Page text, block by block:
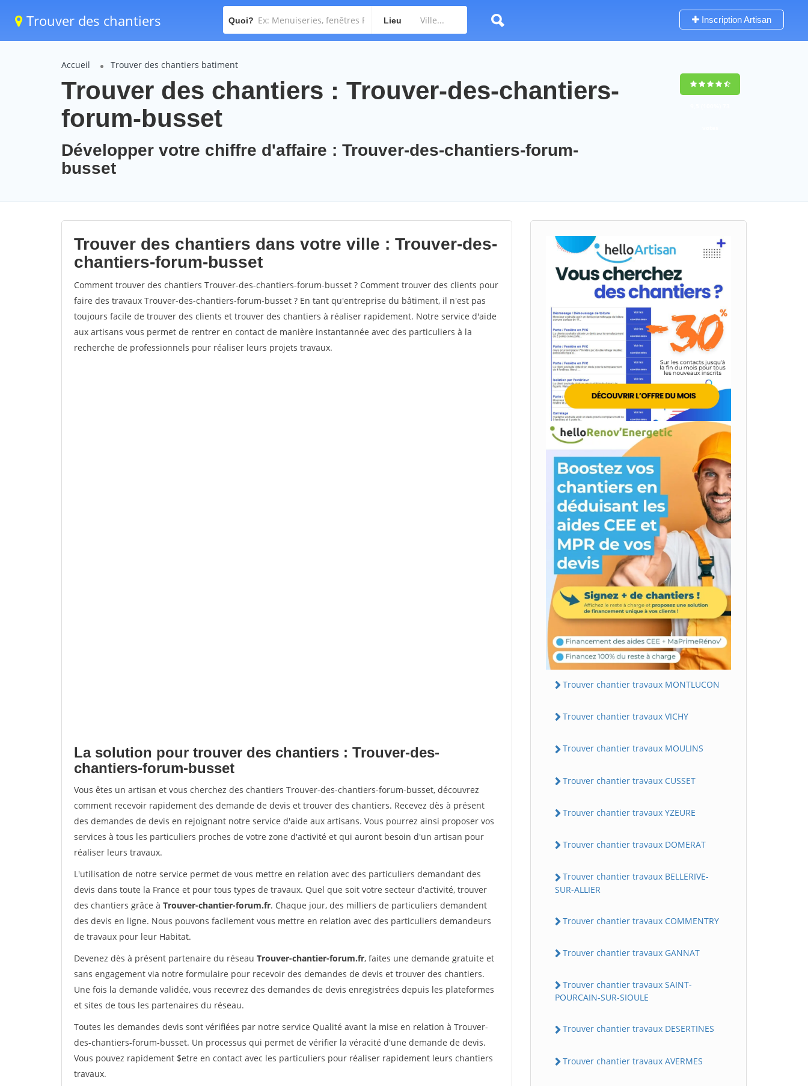
Trouver des chantiers Quoi? Lieu Inscription Artisan
Accueil Trouver des chantiers batiment
Trouver des chantiers : Trouver-des-chantiers-
forum-busset
Développer votre chiffre d'affaire : Trouver-des-chantiers-forum-
busset
Trouver des chantiers dans votre ville : Trouver-des-
chantiers-forum-busset
Comment trouver des chantiers Trouver-des-chantiers-forum-busset ? Comment trouver des clients pour
faire des travaux Trouver-des-chantiers-forum-busset ? En tant qu'entreprise du bâtiment, il n'est pas
toujours facile de trouver des clients et trouver des chantiers à réaliser rapidement. Notre service d'aide
aux artisans vous permet de rentrer en contact de manière instantannée avec des particuliers à la
recherche de professionnels pour réaliser leurs projets travaux.
La solution pour trouver des chantiers : Trouver-des-
chantiers-forum-busset
Vous êtes un artisan et vous cherchez des chantiers Trouver-des-chantiers-forum-busset, découvrez
comment recevoir rapidement des demande de devis et trouver des chantiers. Recevez dès à présent
des demandes de devis en rejoignant notre service d'aide aux artisans. Vous pourrez ainsi proposer vos
services à tous les particuliers proches de votre zone d'activité et qui auront besoin d'un artisan pour
réaliser leurs travaux.
L'utilisation de notre service permet de vous mettre en relation avec des particuliers demandant des
devis dans toute la France et pour tous types de travaux. Quel que soit votre secteur d'activité, trouver
des chantiers grâce à Trouver-chantier-forum.fr. Chaque jour, des milliers de particuliers demandent
des devis en ligne. Nous pouvons facilement vous mettre en relation avec des particuliers demandeurs
de travaux pour leur Habitat.
Devenez dès à présent partenaire du réseau Trouver-chantier-forum.fr, faites une demande gratuite et
sans engagement via notre formulaire pour recevoir des demandes de devis et trouver des chantiers.
Une fois la demande validée, vous recevrez des demandes de devis enregistrées depuis les plateformes
et sites de tous les partenaires du réseau.
Toutes les demandes devis sont vérifiées par notre service Qualité avant la mise en relation à Trouver-
des-chantiers-forum-busset. Un processus qui permet de vérifier la véracité d'une demande de devis.
Vous pouvez rapidement $etre en contact avec les particuliers pour réaliser rapidement leurs chantiers
travaux.
Trouver chantier travaux MONTLUCON
Trouver chantier travaux VICHY
Trouver chantier travaux MOULINS
Trouver chantier travaux CUSSET
Trouver chantier travaux YZEURE
Trouver chantier travaux DOMERAT
Trouver chantier travaux BELLERIVE-
SUR-ALLIER
Trouver chantier travaux COMMENTRY
Trouver chantier travaux GANNAT
Trouver chantier travaux SAINT-
POURCAIN-SUR-SIOULE
Trouver chantier travaux DESERTINES
Trouver chantier travaux AVERMES